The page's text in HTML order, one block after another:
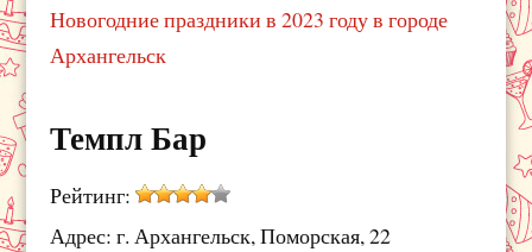
Новогодние праздники в 2023 году в городе
Архангельск
Темпл Бар
Рейтинг:
Адрес: г. Архангельск, Поморская, 22